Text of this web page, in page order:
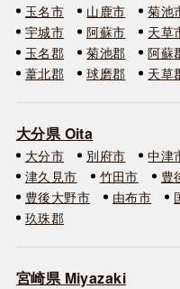
玉名市
山鹿市 菊池
宇城市
阿蘇市 天草
玉名郡
菊池郡 阿蘇
葦北郡
球磨郡 天草
大分県 Oita
大分市 別府市 中津
津久見市
竹田市 豊
豊後大野市
由布市
玖珠郡
宮崎県 Miyazaki